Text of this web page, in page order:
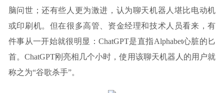
脑问世；还有些人更为激进，认为聊天机器人堪比电动机
或印刷机。但在很多高管、资金经理和技术人员看来，有
件事从一开始就很明显：ChatGPT是直指Alphabet心脏的匕
首。ChatGPT刚亮相几个小时，使用该聊天机器人的用户就
称之为“谷歌杀手”。